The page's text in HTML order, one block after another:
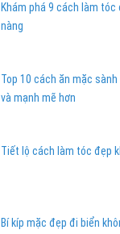
Khám phá 9 cách làm
nàng
Top 10 cách ăn mặc
và mạnh mẽ hơn
Tiết lộ cách làm tóc đẹp
Bí kíp mặc đẹp đi biển